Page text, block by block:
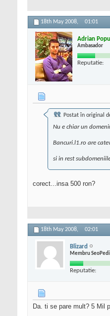
18th May 2008, 01:01
Adrian
Ambasador
Reputatie:
Postat în original
Nu e chiar un
Bancuri.l1.ro are
si in rest
corect...insa 500 ron?
18th May 2008, 02:01
Blizard
Membru
Reputatie:
Da. ti se pare mult? 5 Mil